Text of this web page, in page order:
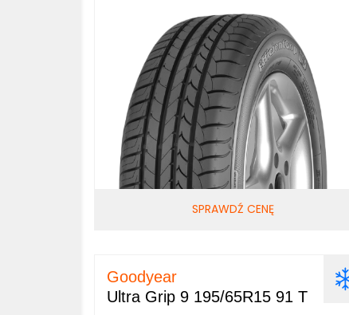
SPRAWDŹ CENĘ
Goodyear
Ultra Grip 9 195/65R15 91 T